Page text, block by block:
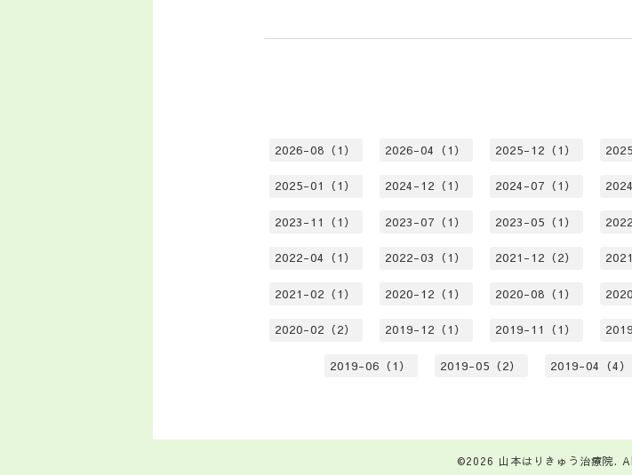
2026-08（1） 2026-04（1） 2025-12（1）
2025-01（1） 2024-12（1） 2024-07（1）
2023-11（1） 2023-07（1） 2023-05（1）
2022-04（1） 2022-03（1） 2021-12（2）
2021-02（1） 2020-12（1） 2020-08（1）
2020-02（2） 2019-12（1） 2019-11（1）
2019-06（1） 2019-05（2） 2019-04（4）
©2026 山本はりきゅう治療院.